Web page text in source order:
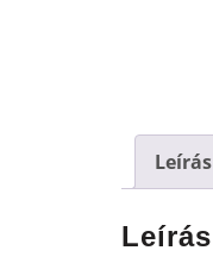
Leírás
Leírás